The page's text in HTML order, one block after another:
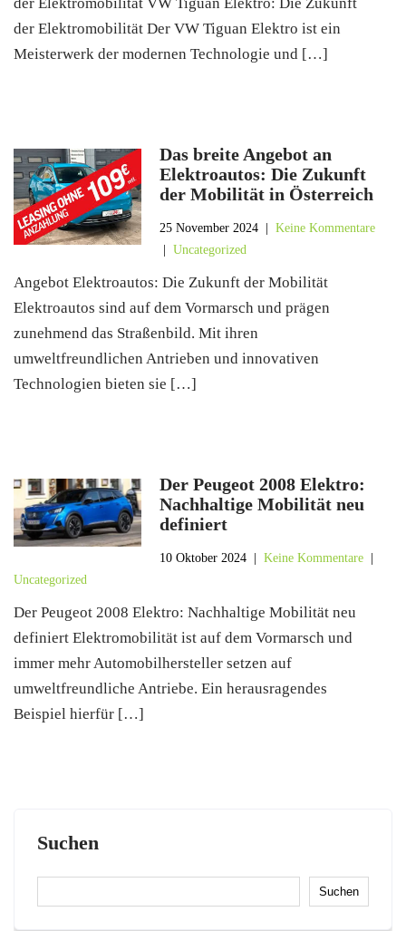
der Elektromobilität Der VW Tiguan Elektro ist ein
Meisterwerk der modernen Technologie und […]
Das breite Angebot an
Elektroautos: Die Zukunft
der Mobilität in Österreich
25 November 2024 |Keine Kommentare
|Uncategorized
Angebot Elektroautos: Die Zukunft der Mobilität
Elektroautos sind auf dem Vormarsch und prägen
zunehmend das Straßenbild. Mit ihren
umweltfreundlichen Antrieben und innovativen
Technologien bieten sie […]
Der Peugeot 2008 Elektro:
Nachhaltige Mobilität neu
definiert
10 Oktober 2024 |Keine Kommentare
Uncategorized
Der Peugeot 2008 Elektro: Nachhaltige Mobilität neu
definiert Elektromobilität ist auf dem Vormarsch und
immer mehr Automobilhersteller setzen auf
umweltfreundliche Antriebe. Ein herausragendes
Beispiel hierfür […]
Suchen
Suchen